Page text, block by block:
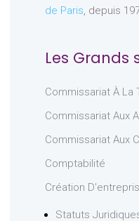
de Paris, depuis
Les Grands
Commissariat À La
Commissariat Aux
Commissariat Aux
Comptabilité
Création
Statuts